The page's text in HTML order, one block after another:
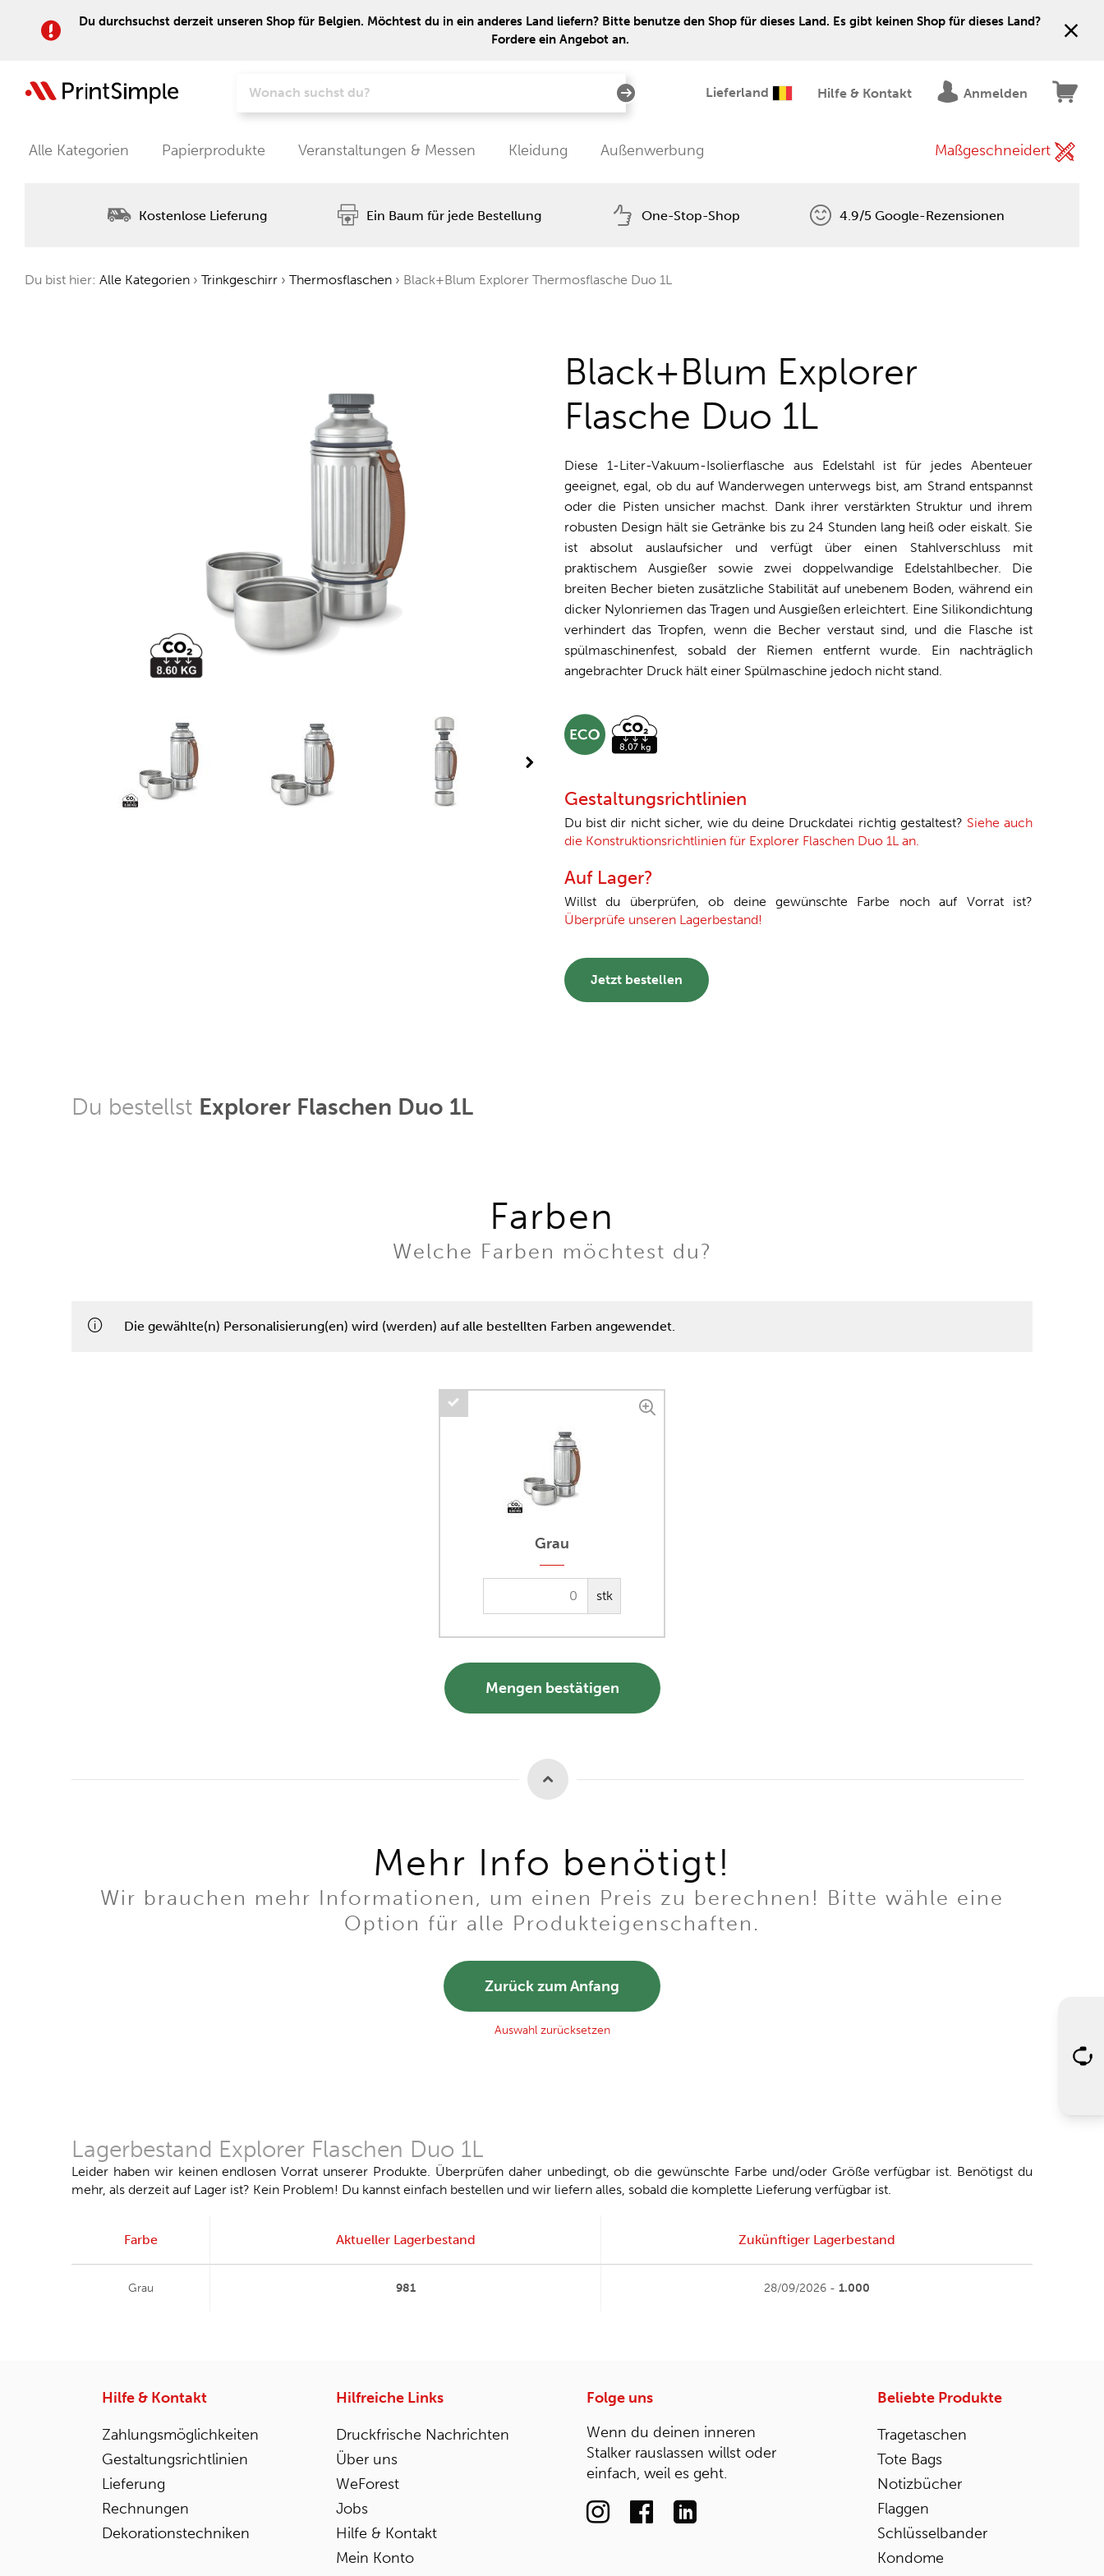
Du durchsuchst derzeit unseren Shop für Belgien. Möchtest du in ein anderes Land liefern? Bitte benutze den Shop für dieses Land. Es gibt keinen Shop für dieses Land?
Fordere ein Angebot an.
Lieferland Hilfe & Kontakt Anmelden
Alle Kategorien Papierprodukte Veranstaltungen & Messen Kleidung Außenwerbung Maßgeschneidert
Kostenlose Lieferung Ein Baum für jede Bestellung One-Stop-Shop 4.9/5 Google-Rezensionen
Du bist hier: Alle Kategorien › Trinkgeschirr › Thermosflaschen › Black+Blum Explorer Thermosflasche Duo 1L
Black+Blum Explorer
Flasche Duo 1L
Diese 1-Liter-Vakuum-Isolierflasche aus Edelstahl ist für jedes Abenteuer
geeignet, egal, ob du auf Wanderwegen unterwegs bist, am Strand entspannst
oder die Pisten unsicher machst. Dank ihrer verstärkten Struktur und ihrem
robusten Design hält sie Getränke bis zu 24 Stunden lang heiß oder eiskalt. Sie
ist absolut auslaufsicher und verfügt über einen Stahlverschluss mit
praktischem Ausgießer sowie zwei doppelwandige Edelstahlbecher. Die
breiten Becher bieten zusätzliche Stabilität auf unebenem Boden, während ein
dicker Nylonriemen das Tragen und Ausgießen erleichtert. Eine Silikondichtung
verhindert das Tropfen, wenn die Becher verstaut sind, und die Flasche ist
spülmaschinenfest, sobald der Riemen entfernt wurde. Ein nachträglich
angebrachter Druck hält einer Spülmaschine jedoch nicht stand.
Gestaltungsrichtlinien
Du bist dir nicht sicher, wie du deine Druckdatei richtig gestaltest? Siehe auch
die Konstruktionsrichtlinien für Explorer Flaschen Duo 1L an.
Auf Lager?
Willst du überprüfen, ob deine gewünschte Farbe noch auf Vorrat ist?
Überprüfe unseren Lagerbestand!
Jetzt bestellen
Du bestellst Explorer Flaschen Duo 1L
Farben
Welche Farben möchtest du?
Die gewählte(n) Personalisierung(en) wird (werden) auf alle bestellten Farben angewendet.
Grau
stk
Mengen bestätigen
Mehr Info benötigt!
Wir brauchen mehr Informationen, um einen Preis zu berechnen! Bitte wähle eine
Option für alle Produkteigenschaften.
Zurück zum Anfang
Auswahl zurücksetzen
Lagerbestand Explorer Flaschen Duo 1L
Leider haben wir keinen endlosen Vorrat unserer Produkte. Überprüfen daher unbedingt, ob die gewünschte Farbe und/oder Größe verfügbar ist. Benötigst du
mehr, als derzeit auf Lager ist? Kein Problem! Du kannst einfach bestellen und wir liefern alles, sobald die komplette Lieferung verfügbar ist.
Farbe Aktueller Lagerbestand Zukünftiger Lagerbestand
Grau 981 28/09/2026 - 1.000
Hilfe & Kontakt
Zahlungsmöglichkeiten
Gestaltungsrichtlinien
Lieferung
Rechnungen
Dekorationstechniken
Hilfreiche Links
Druckfrische Nachrichten
Über uns
WeForest
Jobs
Hilfe & Kontakt
Mein Konto
Folge uns
Wenn du deinen inneren
Stalker rauslassen willst oder
einfach, weil es geht.
Beliebte Produkte
Tragetaschen
Tote Bags
Notizbücher
Flaggen
Schlüsselbander
Kondome